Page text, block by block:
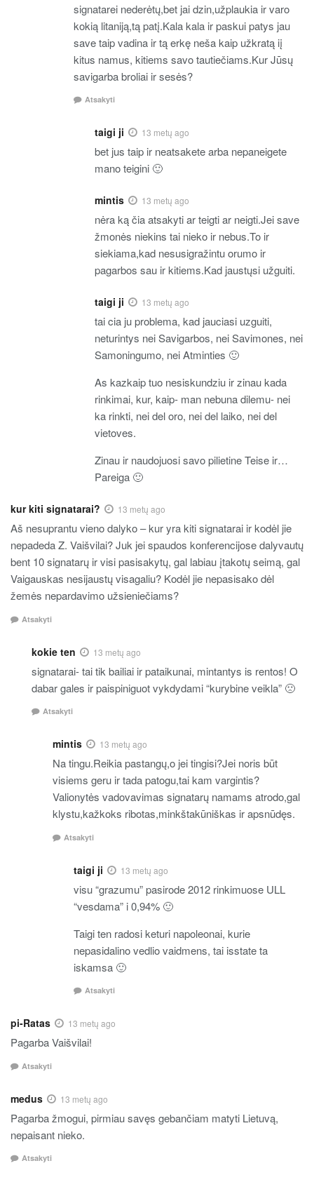
signatarei nederėtų,bet jai dzin,užplaukia ir varo
kokią litaniją,tą patį.Kala kala ir paskui patys jau
save taip vadina ir tą erkę neša kaip užkratą iį
kitus namus, kitiems savo tautiečiams.Kur Jūsų
savigarba broliai ir sesės?
Atsakyti
taigi ji 13 metų ago
bet jus taip ir neatsakete arba nepaneigete
mano teigini 🙂
mintis 13 metų ago
nėra ką čia atsakyti ar teigti ar neigti.Jei save
žmonės niekins tai nieko ir nebus.To ir
siekiama,kad nesusigražintu orumo ir
pagarbos sau ir kitiems.Kad jaustųsi užguiti.
taigi ji 13 metų ago
tai cia ju problema, kad jauciasi uzguiti,
neturintys nei Savigarbos, nei Savimones, nei
Samoningumo, nei Atminties 🙂
As kazkaip tuo nesiskundziu ir zinau kada
rinkimai, kur, kaip- man nebuna dilemu- nei
ka rinkti, nei del oro, nei del laiko, nei del
vietoves.
Zinau ir naudojuosi savo pilietine Teise ir…
Pareiga 🙂
kur kiti signatarai? 13 metų ago
Aš nesuprantu vieno dalyko – kur yra kiti signatarai ir kodėl jie
nepadeda Z. Vaišvilai? Juk jei spaudos konferencijose dalyvautų
bent 10 signatarų ir visi pasisakytų, gal labiau įtakotų seimą, gal
Vaigauskas nesijaustų visagaliu? Kodėl jie nepasisako dėl
žemės nepardavimo užsieniečiams?
Atsakyti
kokie ten 13 metų ago
signatarai- tai tik bailiai ir pataikunai, mintantys is rentos! O
dabar gales ir paispiniguot vykdydami “kurybine veikla” 🙁
Atsakyti
mintis 13 metų ago
Na tingu.Reikia pastangų,o jei tingisi?Jei noris būt
visiems geru ir tada patogu,tai kam vargintis?
Valionytės vadovavimas signatarų namams atrodo,gal
klystu,kažkoks ribotas,minkštakūniškas ir apsnūdęs.
Atsakyti
taigi ji 13 metų ago
visu “grazumu” pasirode 2012 rinkimuose ULL
“vesdama” i 0,94% 🙂
Taigi ten radosi keturi napoleonai, kurie
nepasidalino vedlio vaidmens, tai isstate ta
iskamsa 🙂
Atsakyti
pi-Ratas 13 metų ago
Pagarba Vaišvilai!
Atsakyti
medus 13 metų ago
Pagarba žmogui, pirmiau savęs gebančiam matyti Lietuvą,
nepaisant nieko.
Atsakyti